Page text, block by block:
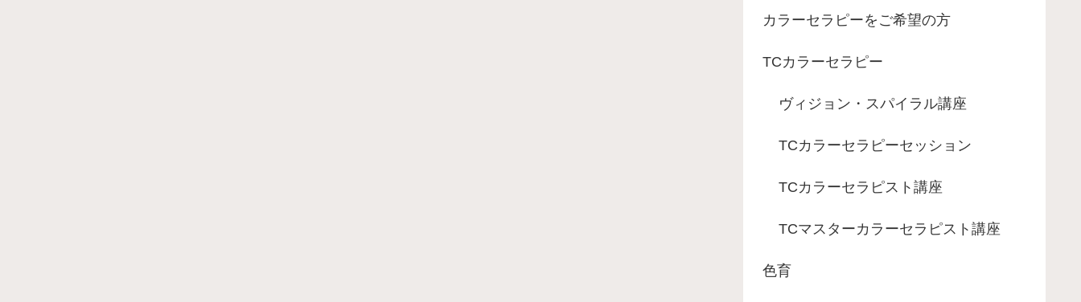
カラーセラピーをご希望の方
TCカラーセラピー
ヴィジョン・スパイラル講座
TCカラーセラピーセッション
TCカラーセラピスト講座
TCマスターカラーセラピスト講座
色育